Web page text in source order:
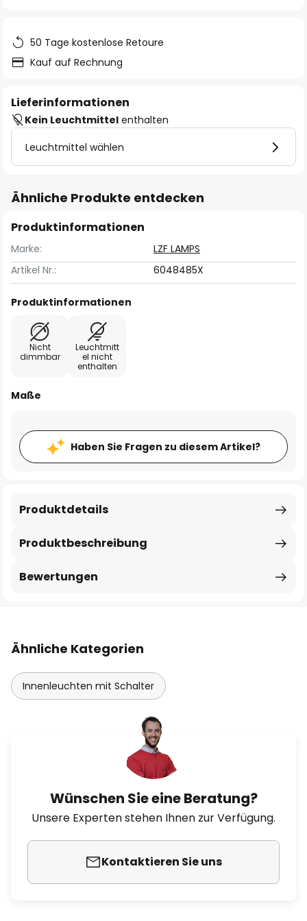
50 Tage kostenlose Retoure
Kauf auf Rechnung
Lieferinformationen
Kein Leuchtmittel enthalten
Leuchtmittel wählen
Ähnliche Produkte entdecken
Produktinformationen
Marke:
LZF LAMPS
Artikel Nr.:
6048485X
Produktinformationen
Nicht
dimmbar
Leuchtmitt
el nicht
enthalten
Maße
Haben Sie Fragen zu diesem Artikel?
Produktbeschreibung
Produktdetails
Bewertungen
Ähnliche Kategorien
Innenleuchten mit Schalter
Wünschen Sie eine Beratung?
Unsere Experten stehen Ihnen zur Verfügung.
Kontaktieren Sie uns